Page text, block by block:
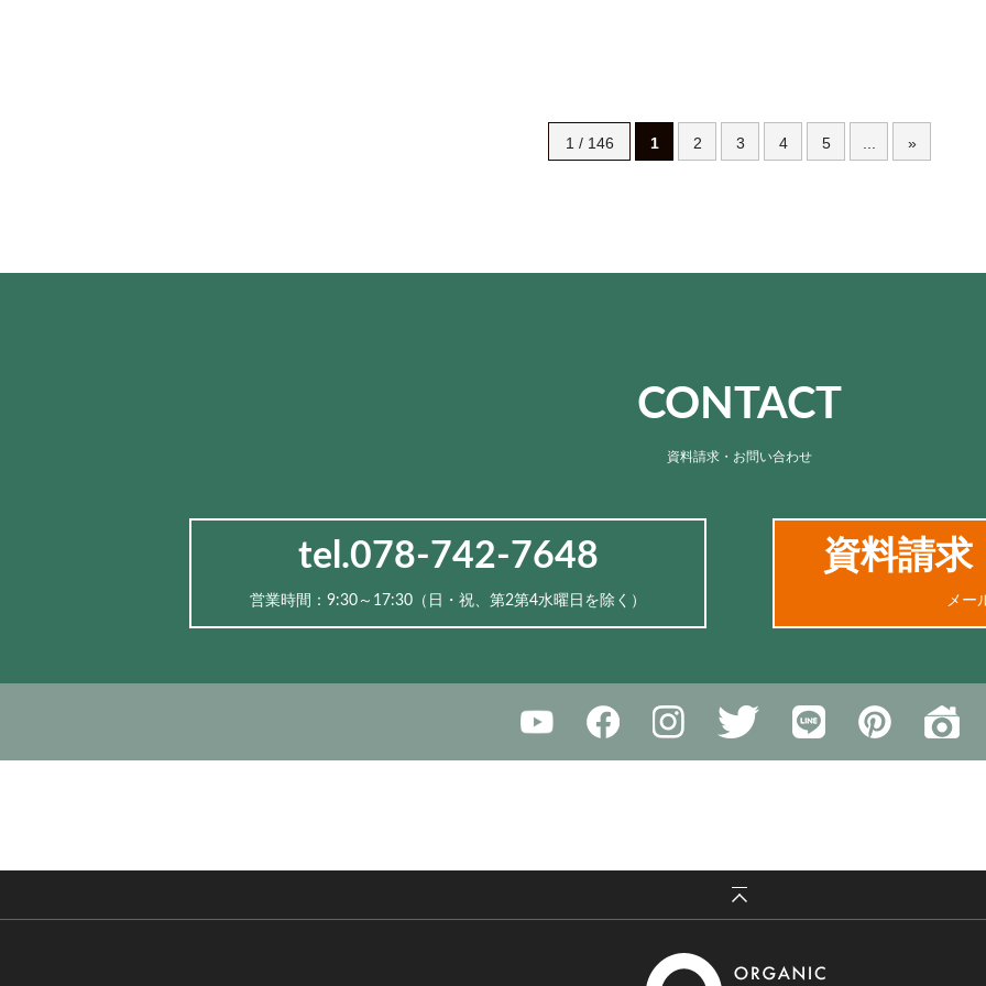
1 / 146 1 2 3 4 5 »
CONTACT
資料請求・お問い合わせ
tel.078-742-7648
営業時間：9:30～17:30（⽇・祝、第2第4水曜日を除く）
資料請求
メー